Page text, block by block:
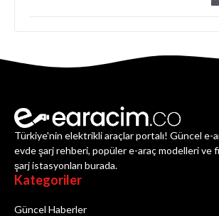
Türkiye'nin elektrikli araçlar portalı! Güncel e-
evde şarj rehberi, popüler e-araç modelleri ve
şarj istasyonları burada.
Kategoriler
Güncel Haberler